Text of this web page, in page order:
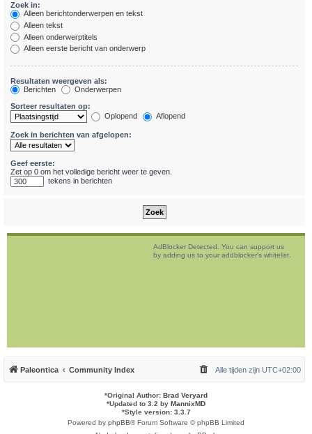
Zoek in:
Alleen berichtonderwerpen en tekst
Alleen tekst
Alleen onderwerptitels
Alleen eerste bericht van onderwerp
Resultaten weergeven als:
Berichten
Onderwerpen
Sorteer resultaten op:
Oplopend
Aflopend
Zoek in berichten van afgelopen:
Geef eerste:
Zet op 0 om het volledige bericht weer te geven.
tekens in berichten
AdBlocker Detected. You can support us
by adding us to your addblocker's whitelist.
Paleontica Community Index Alle tijden zijn UTC+02:00
*Original Author: Brad Veryard
*Updated to 3.2 by MannixMD
*Style version: 3.3.7
Powered by phpBB® Forum Software © phpBB Limited